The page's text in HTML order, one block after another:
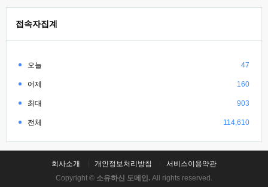
접속자집계
오늘 47
어제 160
최대 903
전체 114,610
회사소개 개인정보처리방침
서비스이용약관
Copyright © 소유하신 도메인. All rights reserved.